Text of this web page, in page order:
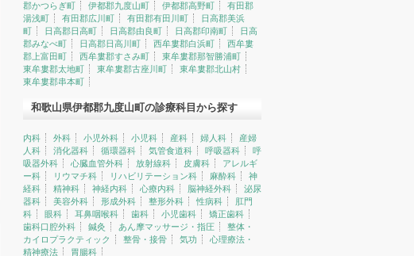
郡かつらぎ町
伊都郡九度山町 伊都郡高野町
有田郡
湯浅町
有田郡広川町 有田郡有田川町
日高郡美浜
町
日高郡日高町 日高郡由良町 日高郡印南町
日高
郡みなべ町
日高郡日高川町 西牟婁郡白浜町
西牟婁
郡上富田町
西牟婁郡すさみ町
東牟婁郡那智勝浦町
東牟婁郡太地町
東牟婁郡古座川町
東牟婁郡北山村
東牟婁郡串本町
和歌山県伊都郡九度山町の診療科目から探す
内科 外科 小児外科 小児科 産科 婦人科
産婦
人科
消化器科 循環器科 気管食道科 呼吸器科
呼
吸器外科
心臓血管外科 放射線科 皮膚科
アレルギ
ー科
リウマチ科 リハビリテーション科 麻酔科
神
経科
精神科 神経内科 心療内科 脳神経外科
泌尿
器科
美容外科 形成外科 整形外科 性病科
肛門
科
眼科 耳鼻咽喉科 歯科 小児歯科
矯正歯科
歯科口腔外科
鍼灸 あん摩マッサージ・指圧
整体・
カイロプラクティック
整骨・接骨 気功
心理療法・
精神療法
胃腸科